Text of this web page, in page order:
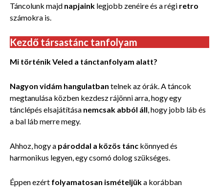
Táncolunk majd napjaink legjobb zenéire és a régi retro
számokra is.
Kezdő társastánc tanfolyam
Mi történik Veled a tánctanfolyam alatt?
Nagyon vidám hangulatban telnek az órák. A táncok
megtanulása közben kezdesz rájönni arra, hogy egy
tánclépés elsajátítása nemcsak abból áll , hogy jobb láb és
a bal láb merre megy.
Ahhoz, hogy a pároddal a közös tánc könnyed és
harmonikus legyen, egy csomó dolog szükséges.
Éppen ezért folyamatosan ismételjüka korábban